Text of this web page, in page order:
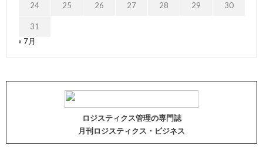
24 25 26 27 28 29 30
31
« 7月
ロジスティクス管理の専門誌
月刊ロジスティクス・ビジネス